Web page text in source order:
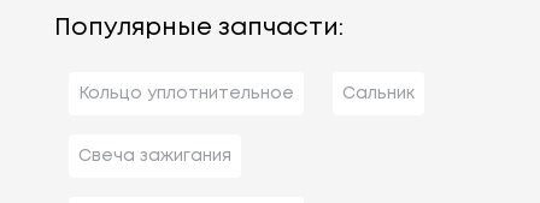
Популярные запчасти:
Кольцо уплотнительное Сальник
Свеча зажигания